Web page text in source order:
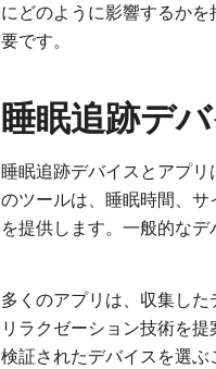
にどのように影響するか
要です。
睡眠追跡デ
睡眠追跡デバイスとアプ
のツールは、睡眠時間、
を提供します。一般的な
多くのアプリは、収集し
リラクゼーション技術を
検証されたデバイスを選ぶ